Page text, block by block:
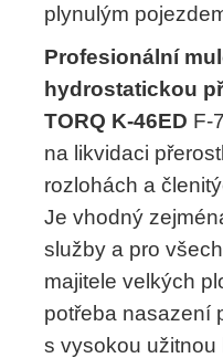
plynulým
Profesionální
hydrostatickou
TORQ K-46ED F-
na likvidaci
rozlohách a
Je vhodný
služby a pro
majitele velkých
potřeba nasazení
s vysokou